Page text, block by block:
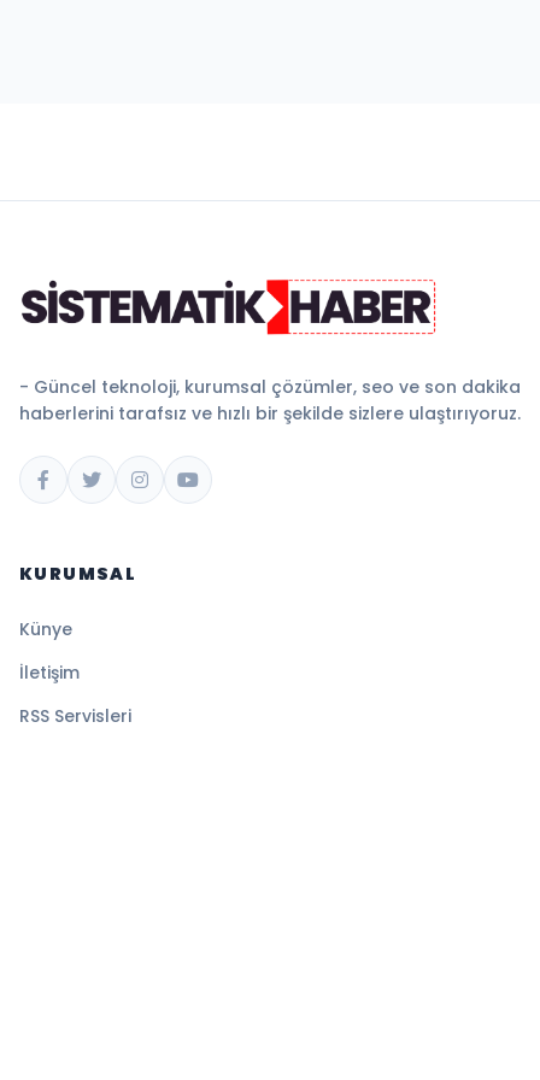
- Güncel teknoloji, kurumsal çözümler, seo ve son dakika
haberlerini tarafsız ve hızlı bir şekilde sizlere ulaştırıyoruz.
KURUMSAL
Künye
İletişim
RSS Servisleri